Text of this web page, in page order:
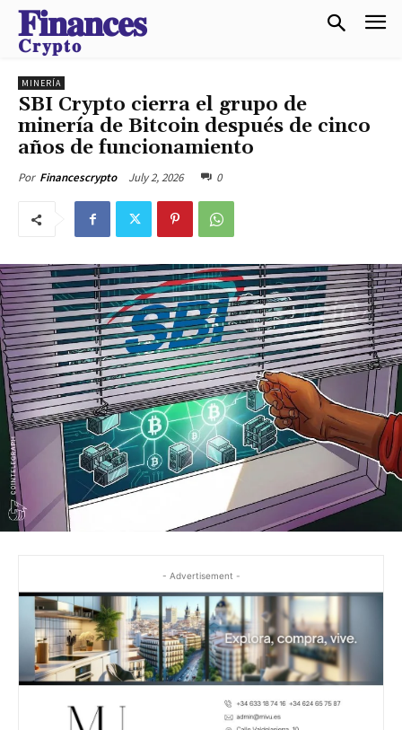
𝐅𝐢𝐧𝐚𝐧𝐜𝐞𝐬
𝐂𝐫𝐲𝐩𝐭𝐨
MINERÍA
SBI Crypto cierra el grupo de
minería de Bitcoin después de cinco
años de funcionamiento
Por Financescrypto July 2, 2026 0
- Advertisement -